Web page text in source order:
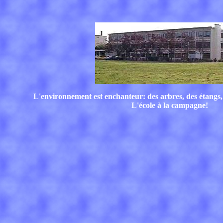
L'environnement est enchanteur: des arbres, des
L'école à la campagne!